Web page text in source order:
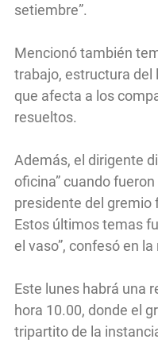
setiembre”.
Mencionó también
trabajo, estructura del
que afecta a los
resueltos.
Además, el dirigente
oficina” cuando
presidente del gremio
Estos últimos temas
el vaso”, confesó en
Este lunes habrá una
hora 10.00, donde el
tripartito de la